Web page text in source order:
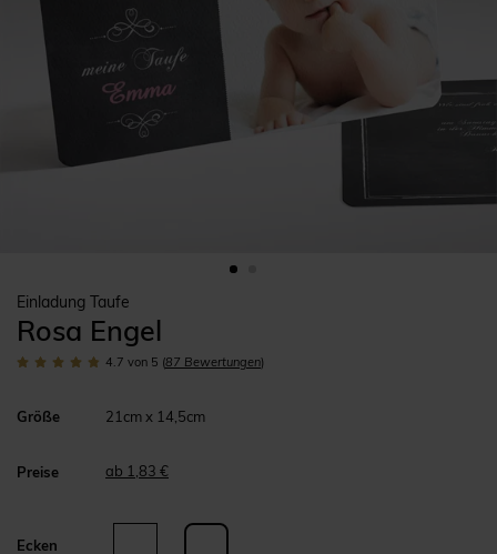
Einladung Taufe
Rosa Engel
4.7 von 5 (87 Bewertungen)
Größe 21cm x 14,5cm
Preise ab 1,83 €
Ecken